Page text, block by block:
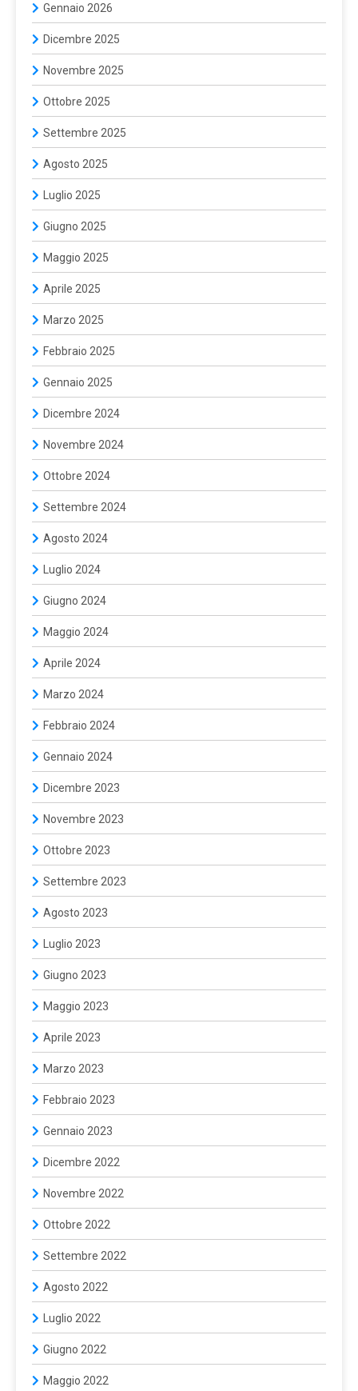
Gennaio 2026
Dicembre 2025
Novembre 2025
Ottobre 2025
Settembre 2025
Agosto 2025
Luglio 2025
Giugno 2025
Maggio 2025
Aprile 2025
Marzo 2025
Febbraio 2025
Gennaio 2025
Dicembre 2024
Novembre 2024
Ottobre 2024
Settembre 2024
Agosto 2024
Luglio 2024
Giugno 2024
Maggio 2024
Aprile 2024
Marzo 2024
Febbraio 2024
Gennaio 2024
Dicembre 2023
Novembre 2023
Ottobre 2023
Settembre 2023
Agosto 2023
Luglio 2023
Giugno 2023
Maggio 2023
Aprile 2023
Marzo 2023
Febbraio 2023
Gennaio 2023
Dicembre 2022
Novembre 2022
Ottobre 2022
Settembre 2022
Agosto 2022
Luglio 2022
Giugno 2022
Maggio 2022